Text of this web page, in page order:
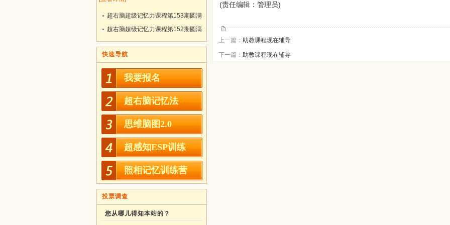
(责任编辑：管理员)
上一篇： 助教课程现在辅导
下一篇： 助教课程现在辅导
超右脑超级记忆力课程第153期圆满
结业！
超右脑超级记忆力课程第152期圆满
结业！
快速导航
我要报名
超右脑记忆法
思维脑图2.0
超感知ESP训练
照相记忆训练营
投票调查
您从哪儿得知本站的？